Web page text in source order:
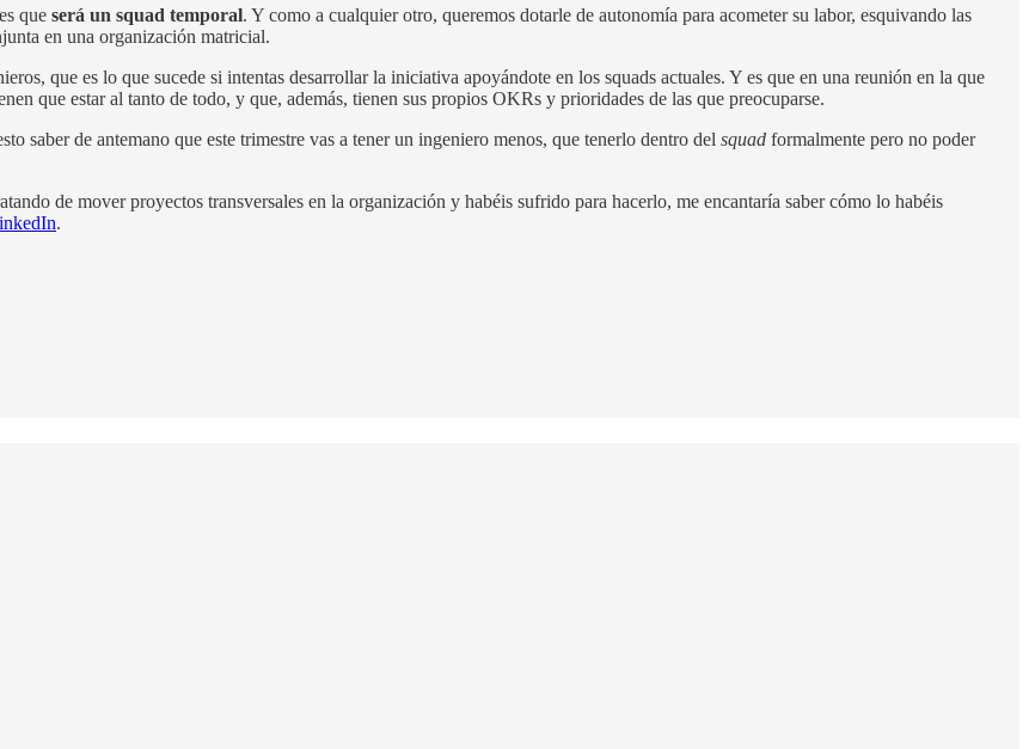
que será un squad temporal. Y como a cualquier otro, queremos dotarle de autonomía para acometer su labor, esquivando las
en una organización matricial.
que es lo que sucede si intentas desarrollar la iniciativa apoyándote en los squads actuales. Y es que en una reunión en la que
que estar al tanto de todo, y que, además, tienen sus propios OKRs y prioridades de las que preocuparse.
saber de antemano que este trimestre vas a tener un ingeniero menos, que tenerlo dentro del squad formalmente pero no poder
de mover proyectos transversales en la organización y habéis sufrido para hacerlo, me encantaría saber cómo lo habéis
.